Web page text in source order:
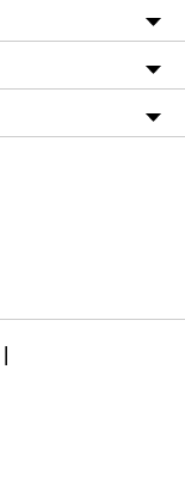
|